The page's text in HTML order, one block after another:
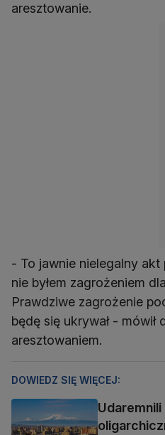
aresztowanie.
- To jawnie nielegalny
nie byłem zagrożeniem
Prawdziwe zagrożenie
będę się ukrywał - mówił
aresztowaniem.
DOWIEDZ SIĘ WIĘCEJ: